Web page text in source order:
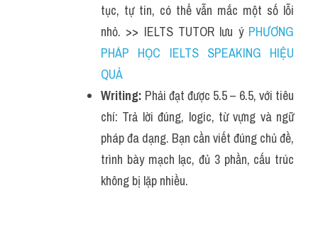
tục, tự tin, có thể vẫn mắc một số lỗi
nhỏ. >> IELTS TUTOR lưu ý PHƯƠNG
PHÁP HỌC IELTS SPEAKING HIỆU
QUẢ
Writing: Phải đạt được 5.5 – 6.5, với tiêu
chí: Trả lời đúng, logic, từ vựng và ngữ
pháp đa dạng. Bạn cần viết đúng chủ đề,
trình bày mạch lạc, đủ 3 phần, cấu trúc
không bị lặp nhiều.